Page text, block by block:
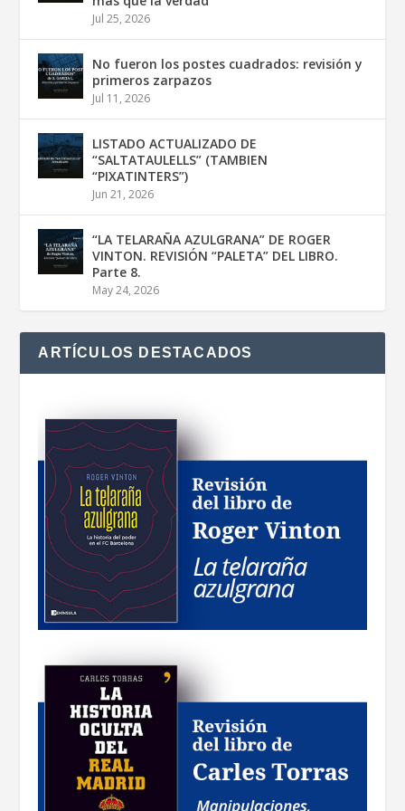
Jul 25, 2026
No fueron los postes cuadrados: revisión y
primeros zarpazos
Jul 11, 2026
LISTADO ACTUALIZADO DE
“SALTATAULELLS” (TAMBIEN
“PIXATINTERS”)
Jun 21, 2026
“LA TELARAÑA AZULGRANA” DE ROGER
VINTON. REVISIÓN “PALETA” DEL LIBRO.
Parte 8.
May 24, 2026
ARTÍCULOS DESTACADOS